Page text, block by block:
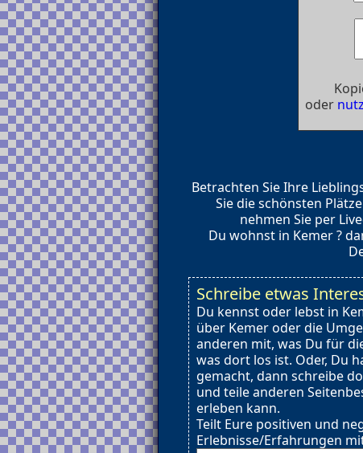
oder
Betrachten Sie Ihre
Sie die schönsten
nehmen Sie per
Du wohnst in Kemer ?
Schreibe etwas
Du kennst oder lebst in
über Kemer oder die
anderen mit, was Du für
was dort los ist. Oder, Du
gemacht, dann schreibe
und teile anderen
erleben kann.
Teilt Eure positiven und
Erlebnisse/Erfahrungen